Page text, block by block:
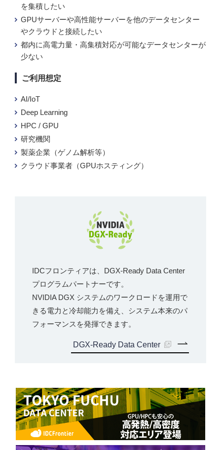
を集積したい
GPUサーバーや高性能サーバーを他のデータセンター
やクラウドと接続したい
都内に高電力量・高集積対応が可能なデータセンターが
少ない
ご利用想定
AI/IoT
Deep Learning
HPC / GPU
研究機関
製薬企業（ゲノム解析等）
クラウド事業者（GPUホスティング）
IDCフロンティアは、DGX-Ready Data Center
プログラムパートナーです。
NVIDIA DGX システムのワークロードを運用で
きる電力と冷却能力を備え、システム本来のパ
フォーマンスを発揮できます。
DGX-Ready Data Center